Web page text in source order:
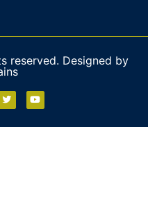
reserved. Designed by